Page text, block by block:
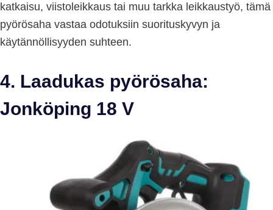
katkaisu, viistoleikkaus tai muu tarkka leikkaustyö, tämä
pyörösaha vastaa odotuksiin suorituskyvyn ja
käytännöllisyyden suhteen.
4. Laadukas pyörösaha:
Jonköping 18 V